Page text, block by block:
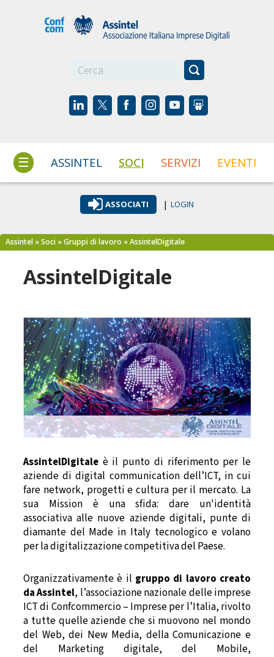
☰ ASSINTEL SOCI SERVIZI EVENTI
ASSOCIATI | LOGIN
Assintel »Soci »Gruppi di lavoro » AssintelDigitale
AssintelDigitale
AssintelDigitale è il punto di riferimento per le
aziende di digital communication dell’ICT, in cui
fare network, progetti e cultura per il mercato. La
sua Mission è una sfida: dare un'identità
associativa alle nuove aziende digitali, punte di
diamante del Made in Italy tecnologico e volano
per la digitalizzazione competitiva del Paese.
Organizzativamente è il gruppo di lavoro creato
da Assintel, l’associazione nazionale delle imprese
ICT di Confcommercio – Imprese per l’Italia, rivolto
a tutte quelle aziende che si muovono nel mondo
del Web, dei New Media, della Comunicazione e
del Marketing digitale, del Mobile,